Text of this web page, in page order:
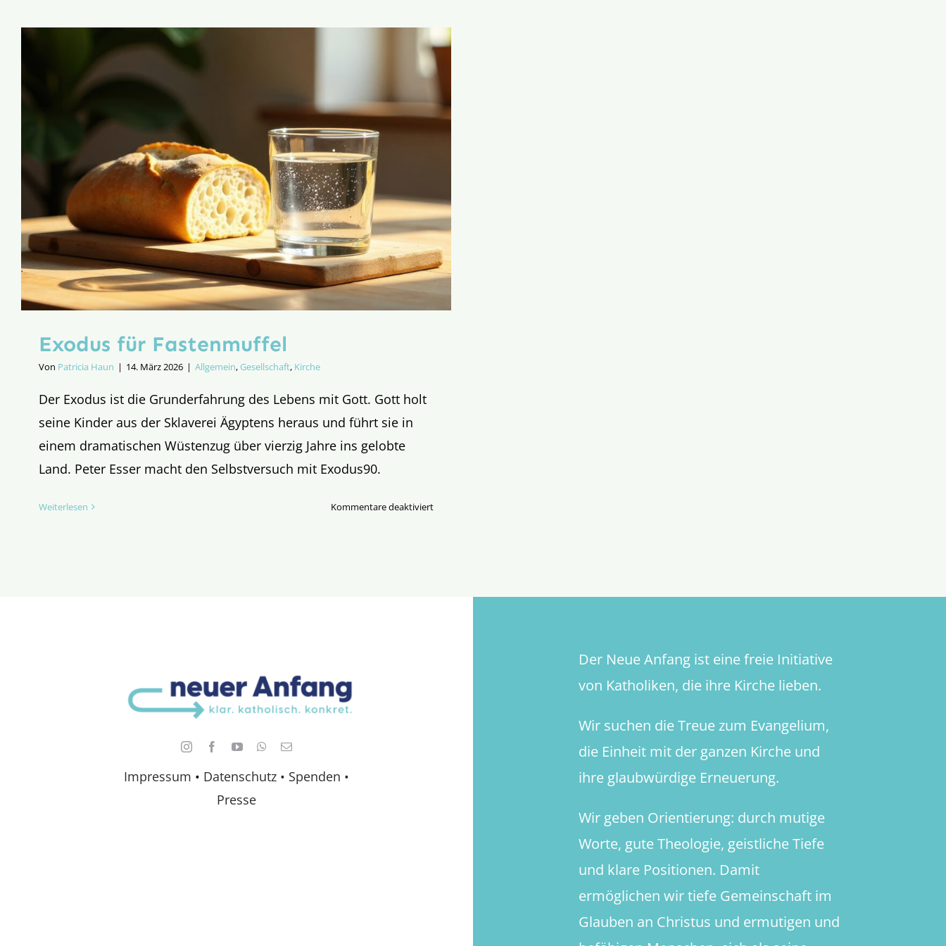
Exodus für Fastenmuffel
Von Patricia Haun | 14. März 2026 | Allgemein,Gesellschaft, Kirche
Der Exodus ist die Grunderfahrung des Lebens mit Gott. Gott holt
seine Kinder aus der Sklaverei Ägyptens heraus und führt sie in
einem dramatischen Wüstenzug über vierzig Jahre ins gelobte
Land. Peter Esser macht den Selbstversuch mit Exodus90.
Weiterlesen Kommentare deaktiviertfür
Impressum • Datenschutz • Spenden •
Presse
Der Neue Anfang ist eine freie Initiative
von Katholiken, die ihre Kirche lieben.
Wir suchen die Treue zum Evangelium,
die Einheit mit der ganzen Kirche und
ihre glaubwürdige Erneuerung.
Wir geben Orientierung: durch mutige
Worte, gute Theologie, geistliche Tiefe
und klare Positionen. Damit
ermöglichen wir tiefe Gemeinschaft im
Glauben an Christus und ermutigen und